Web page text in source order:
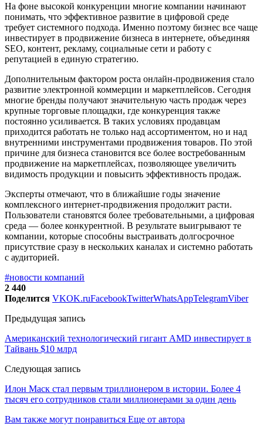
На фоне высокой конкуренции многие компании начинают
понимать, что эффективное развитие в цифровой среде
требует системного подхода. Именно поэтому бизнес все чаще
инвестирует в продвижение бизнеса в интернете, объединяя
SEO, контент, рекламу, социальные сети и работу с
репутацией в единую стратегию.
Дополнительным фактором роста онлайн-продвижения стало
развитие электронной коммерции и маркетплейсов. Сегодня
многие бренды получают значительную часть продаж через
крупные торговые площадки, где конкуренция также
постоянно усиливается. В таких условиях продавцам
приходится работать не только над ассортиментом, но и над
внутренними инструментами продвижения товаров. По этой
причине для бизнеса становится все более востребованным
продвижение на маркетплейсах, позволяющее увеличить
видимость продукции и повысить эффективность продаж.
Эксперты отмечают, что в ближайшие годы значение
комплексного интернет-продвижения продолжит расти.
Пользователи становятся более требовательными, а цифровая
среда — более конкурентной. В результате выигрывают те
компании, которые способны выстраивать долгосрочное
присутствие сразу в нескольких каналах и системно работать
с аудиторией.
#новости компаний
2 440
Поделится VKOK.ruFacebookTwitterWhatsAppTelegramViber
Предыдущая запись
Американский технологический гигант AMD инвестирует в
Тайвань $10 млрд
Следующая запись
Илон Маск стал первым триллионером в истории. Более 4
тысяч его сотрудников стали миллионерами за один день
Вам также могут понравиться Еще от автора